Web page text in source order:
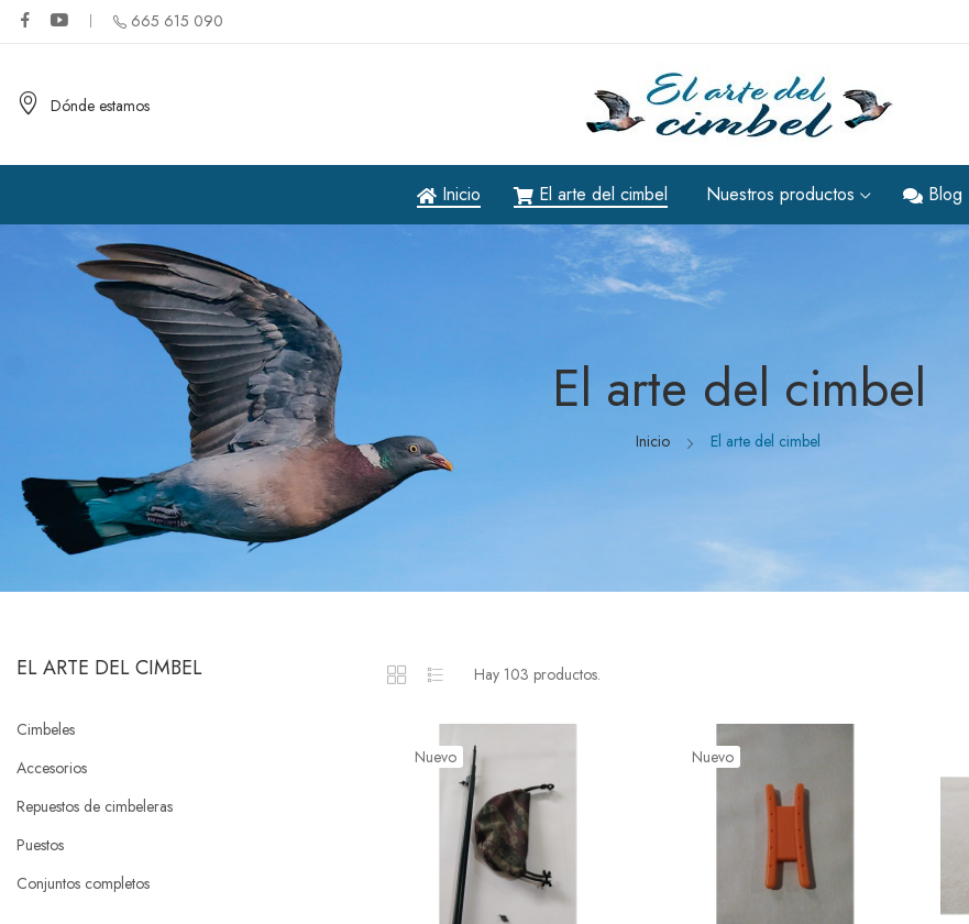
665 615 090
Dónde estamos
Inicio El arte del cimbel Nuestros productos Blog
El arte del cimbel
Inicio El arte del cimbel
EL ARTE DEL CIMBEL
Cimbeles
Accesorios
Repuestos de cimbeleras
Puestos
Conjuntos completos
Hay 103 productos.
Nuevo Nuevo